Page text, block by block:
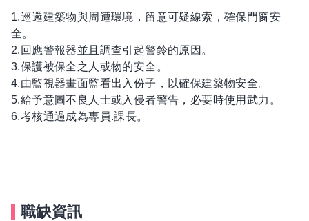
1.巡邏建築物與周遭環境，留意可疑線索，確保門窗安
全。
2.回應警報器並且調查引起警鈴的原因。
3.保護被保全之人或物的安全。
4.由監視器畫面監看出入份子，以確保建築物安全。
5.給予意圖不良人士或入侵者警告，必要時使用武力。
6.考核通過成為專員.課長。
職缺資訊